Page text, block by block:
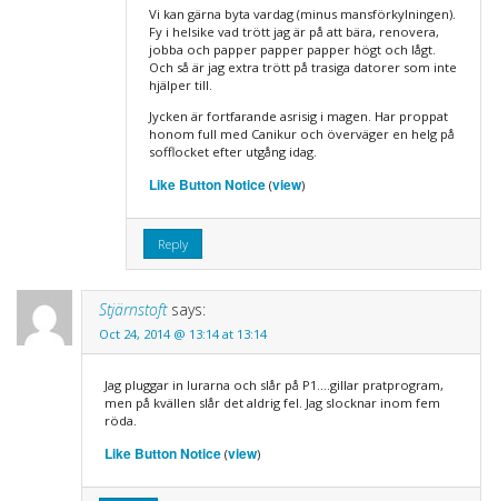
Vi kan gärna byta vardag (minus mansförkylningen).
Fy i helsike vad trött jag är på att bära, renovera,
jobba och papper papper papper högt och lågt.
Och så är jag extra trött på trasiga datorer som inte
hjälper till.
Jycken är fortfarande asrisig i magen. Har proppat
honom full med Canikur och överväger en helg på
sofflocket efter utgång idag.
Like Button Notice(view)
Reply
Stjärnstoft says:
Oct 24, 2014 @ 13:14 at 13:14
Jag pluggar in lurarna och slår på P1….gillar pratprogram,
men på kvällen slår det aldrig fel. Jag slocknar inom fem
röda.
Like Button Notice(view)